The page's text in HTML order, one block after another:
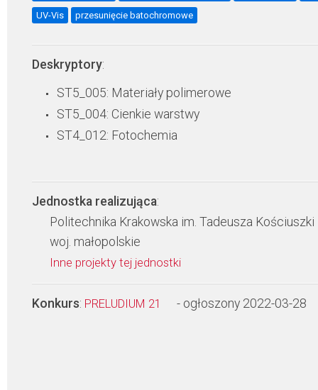
UV-Vis przesunięcie batochromowe
Deskryptory:
ST5_005: Materiały polimerowe
ST5_004: Cienkie warstwy
ST4_012: Fotochemia
Jednostka realizująca:
Politechnika Krakowska im. Tadeusza Kościuszki
woj. małopolskie
Inne projekty tej jednostki
Konkurs: PRELUDIUM 21 - ogłoszony 2022-03-28